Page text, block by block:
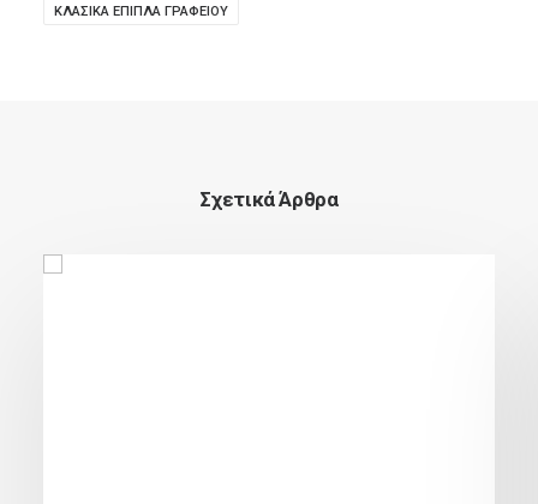
ΚΛΑΣΙΚΆ ΈΠΙΠΛΑ ΓΡΑΦΕΊΟΥ
Σχετικά Άρθρα